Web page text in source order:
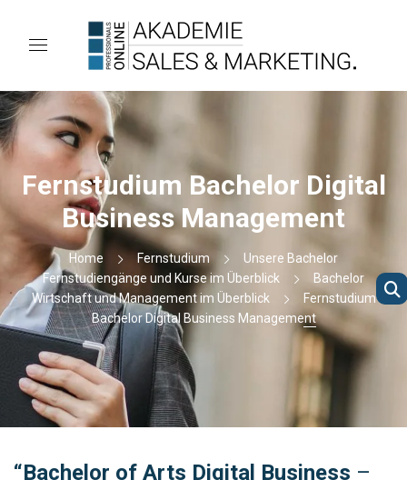
Fernstudium Bachelor Digital
Business Management
Home Fernstudium
Unsere Bachelor
Fernstudiengänge und Kurse im Überblick
Bachelor
Wirtschaft und Management im Überblick
Fernstudium
Bachelor Digital Business Management
“Bachelor of Arts Digital Business –